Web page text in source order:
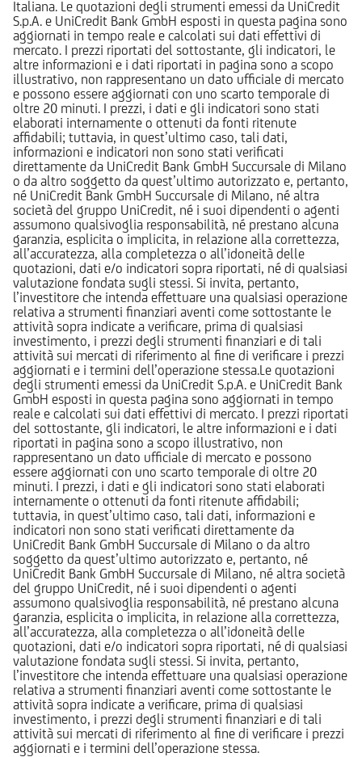
Italiana. Le quotazioni degli strumenti emessi da UniCredit
S.p.A. e UniCredit Bank GmbH esposti in questa pagina sono
aggiornati in tempo reale e calcolati sui dati effettivi di
mercato. I prezzi riportati del sottostante, gli indicatori, le
altre informazioni e i dati riportati in pagina sono a scopo
illustrativo, non rappresentano un dato ufficiale di mercato
e possono essere aggiornati con uno scarto temporale di
oltre 20 minuti. I prezzi, i dati e gli indicatori sono stati
elaborati internamente o ottenuti da fonti ritenute
affidabili; tuttavia, in quest’ultimo caso, tali dati,
informazioni e indicatori non sono stati verificati
direttamente da UniCredit Bank GmbH Succursale di Milano
o da altro soggetto da quest’ultimo autorizzato e, pertanto,
né UniCredit Bank GmbH Succursale di Milano, né altra
società del gruppo UniCredit, né i suoi dipendenti o agenti
assumono qualsivoglia responsabilità, né prestano alcuna
garanzia, esplicita o implicita, in relazione alla correttezza,
all’accuratezza, alla completezza o all’idoneità delle
quotazioni, dati e/o indicatori sopra riportati, né di qualsiasi
valutazione fondata sugli stessi. Si invita, pertanto,
l’investitore che intenda effettuare una qualsiasi operazione
relativa a strumenti finanziari aventi come sottostante le
attività sopra indicate a verificare, prima di qualsiasi
investimento, i prezzi degli strumenti finanziari e di tali
attività sui mercati di riferimento al fine di verificare i prezzi
aggiornati e i termini dell’operazione stessa.Le quotazioni
degli strumenti emessi da UniCredit S.p.A. e UniCredit Bank
GmbH esposti in questa pagina sono aggiornati in tempo
reale e calcolati sui dati effettivi di mercato. I prezzi riportati
del sottostante, gli indicatori, le altre informazioni e i dati
riportati in pagina sono a scopo illustrativo, non
rappresentano un dato ufficiale di mercato e possono
essere aggiornati con uno scarto temporale di oltre 20
minuti. I prezzi, i dati e gli indicatori sono stati elaborati
internamente o ottenuti da fonti ritenute affidabili;
tuttavia, in quest’ultimo caso, tali dati, informazioni e
indicatori non sono stati verificati direttamente da
UniCredit Bank GmbH Succursale di Milano o da altro
soggetto da quest’ultimo autorizzato e, pertanto, né
UniCredit Bank GmbH Succursale di Milano, né altra società
del gruppo UniCredit, né i suoi dipendenti o agenti
assumono qualsivoglia responsabilità, né prestano alcuna
garanzia, esplicita o implicita, in relazione alla correttezza,
all’accuratezza, alla completezza o all’idoneità delle
quotazioni, dati e/o indicatori sopra riportati, né di qualsiasi
valutazione fondata sugli stessi. Si invita, pertanto,
l’investitore che intenda effettuare una qualsiasi operazione
relativa a strumenti finanziari aventi come sottostante le
attività sopra indicate a verificare, prima di qualsiasi
investimento, i prezzi degli strumenti finanziari e di tali
attività sui mercati di riferimento al fine di verificare i prezzi
aggiornati e i termini dell’operazione stessa.